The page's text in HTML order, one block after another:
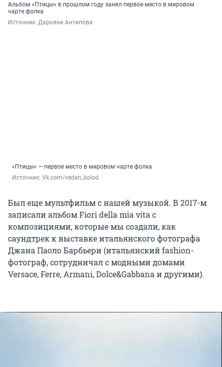
Альбом «Птицы» в прошлом году занял первое место в мировом
чарте фолка
Источник: Дарьяна Антипова
«Птицы» — первое место в мировом чарте фолка
Источник: Vk.com/vedan_kolod
Был еще мультфильм с нашей музыкой. В 2017-м
записали альбом Fiori della mia vita с
композициями, которые мы создали, как
саундтрек к выставке итальянского фотографа
Джана Паоло Барбьери (итальянский fashion-
фотограф, сотрудничал с модными домами
Versace, Ferre, Armani, Dolce&Gabbana и другими).